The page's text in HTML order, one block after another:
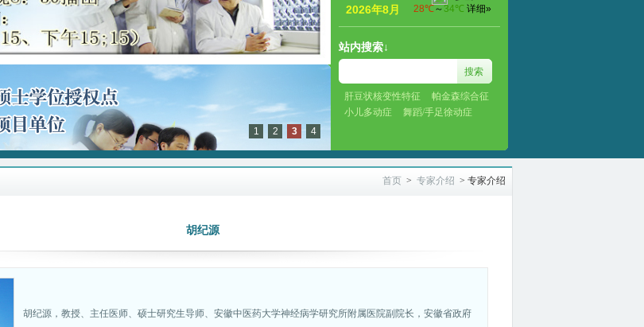
1 2 3 4
2026年8月
站内搜索↓
肝豆状核变性特征
帕金森综合征
小儿多动症
舞蹈/手足徐动症
首页 > 专家介绍 > 专家介绍
胡纪源
胡纪源，教授、主任医师、硕士研究生导师、安徽中医药大学神经病学研究所附属医院副院长，安徽省政府